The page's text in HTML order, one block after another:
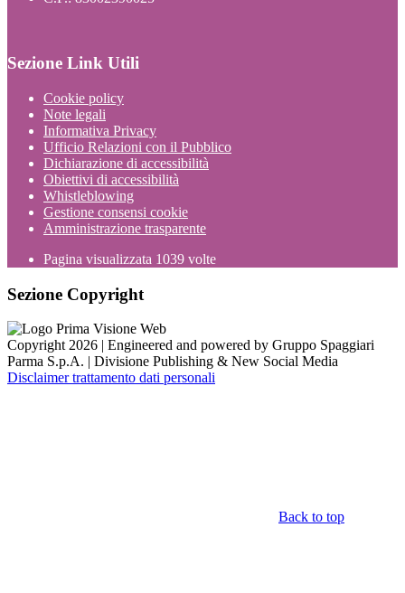
Sezione Link Utili
Cookie policy
Note legali
Informativa Privacy
Ufficio Relazioni con il Pubblico
Dichiarazione di accessibilità
Obiettivi di accessibilità
Whistleblowing
Gestione consensi cookie
Amministrazione trasparente
Pagina visualizzata 1039 volte
Sezione Copyright
Copyright 2026 | Engineered and powered by Gruppo Spaggiari
Parma S.p.A. | Divisione Publishing & New Social Media
Disclaimer trattamento dati personali
Back to top